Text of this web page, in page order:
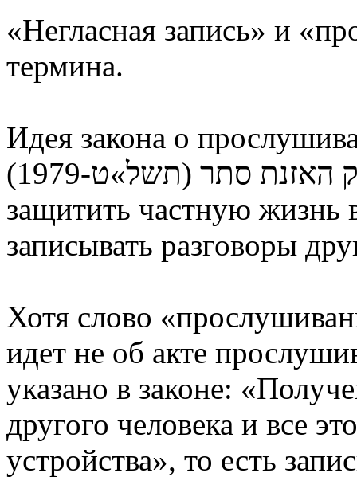
«Негласная запись» и
термина.
Идея закона о
חוק האזנת סתר (תשל»ט-1979) состоит в том, чтобы
защитить частную жизнь
записывать разговоры
Хотя слово
идет не об акте
указано в законе:
другого человека и все
устройства», то есть